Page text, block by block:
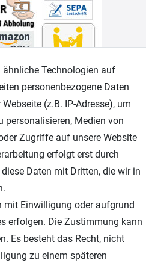
Shop
Datenschutz Impressum
ähnliche Technologien auf
personenbezogene Daten
(z.B. IP-Adresse), um
personalisieren, Medien von
Zugriffe auf unsere Website
erfolgt erst durch
Daten mit Dritten, die wir in
mit Einwilligung oder aufgrund
erfolgen. Die Zustimmung kann
Es besteht das Recht, nicht
zu einem späteren